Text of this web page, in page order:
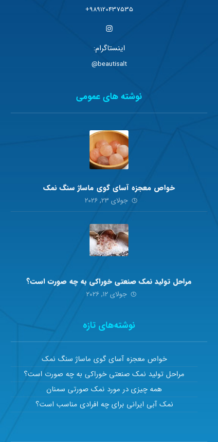
989120437535+
اینستاگرام:
beautisalt@
نوشته های عمومی
خواص معجزه آسای گوی ماساژ سنگ نمک
جولای ۲۳, ۲۰۲۶
مراحل تولید نمک صنعتی خوراکی به چه صورت است؟
جولای ۱۲, ۲۰۲۶
نوشته‌های تازه
خواص معجزه آسای گوی ماساژ سنگ نمک
مراحل تولید نمک صنعتی خوراکی به چه صورت است؟
همه چیزی در مورد نمک صورتی سمنان
نمک آبی ایرانی برای چه افرادی مناسب است؟